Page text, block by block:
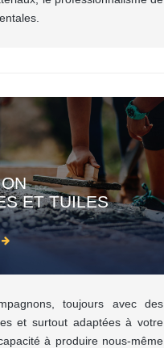
ET TUILES
toujours avec des
et surtout adaptées à votre
à produire nous-même